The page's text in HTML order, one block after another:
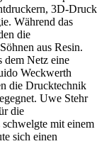
3D-Druck
Während das
die
aus Resin.
dem Netz eine
Weckwerth
die Drucktechnik
Uwe Stehr
die
mit einem
sich einen